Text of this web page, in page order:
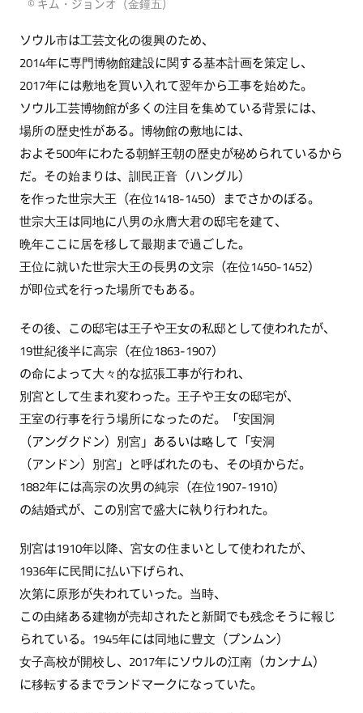
© キム・ジョンオ（金鐘五）
ソウル市は工芸文化の復興のため、
2014年に専門博物館建設に関する基本計画を策定し、
2017年には敷地を買い入れて翌年から工事を始めた。
ソウル工芸博物館が多くの注目を集めている背景には、
場所の歴史性がある。博物館の敷地には、
およそ500年にわたる朝鮮王朝の歴史が秘められているから
だ。その始まりは、訓民正音（ハングル）
を作った世宗大王（在位1418-1450）までさかのぼる。
世宗大王は同地に八男の永膺大君の邸宅を建て、
晩年ここに居を移して最期まで過ごした。
王位に就いた世宗大王の長男の文宗（在位1450-1452）
が即位式を行った場所でもある。
その後、この邸宅は王子や王女の私邸として使われたが、
19世紀後半に高宗（在位1863-1907）
の命によって大々的な拡張工事が行われ、
別宮として生まれ変わった。王子や王女の邸宅が、
王室の行事を行う場所になったのだ。「安国洞
（アングクドン）別宮」あるいは略して「安洞
（アンドン）別宮」と呼ばれたのも、その頃からだ。
1882年には高宗の次男の純宗（在位1907-1910）
の結婚式が、この別宮で盛大に執り行われた。
別宮は1910年以降、宮女の住まいとして使われたが、
1936年に民間に払い下げられ、
次第に原形が失われていった。当時、
この由緒ある建物が売却されたと新聞でも残念そうに報じ
られている。1945年には同地に豊文（プンムン）
女子高校が開校し、2017年にソウルの江南（カンナム）
に移転するまでランドマークになっていた。